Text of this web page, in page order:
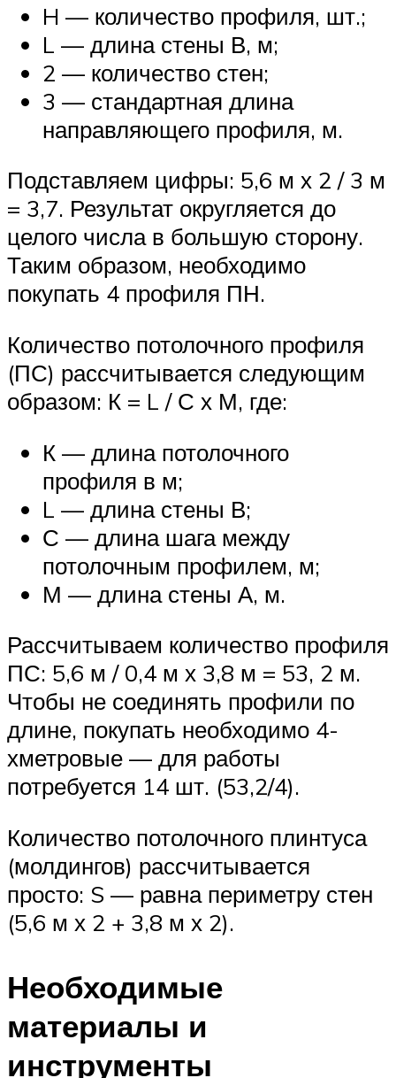
H — количество профиля, шт.;
L — длина стены В, м;
2 — количество стен;
3 — стандартная длина
направляющего профиля, м.
Подставляем цифры: 5,6 м х 2 / 3 м
= 3,7. Результат округляется до
целого числа в большую сторону.
Таким образом, необходимо
покупать 4 профиля ПН.
Количество потолочного профиля
(ПС) рассчитывается следующим
образом: К = L / С х М, где:
К — длина потолочного
профиля в м;
L — длина стены В;
С — длина шага между
потолочным профилем, м;
М — длина стены А, м.
Рассчитываем количество профиля
ПС: 5,6 м / 0,4 м х 3,8 м = 53, 2 м.
Чтобы не соединять профили по
длине, покупать необходимо 4-
хметровые — для работы
потребуется 14 шт. (53,2/4).
Количество потолочного плинтуса
(молдингов) рассчитывается
просто: S — равна периметру стен
(5,6 м х 2 + 3,8 м х 2).
Необходимые
материалы и
инструменты